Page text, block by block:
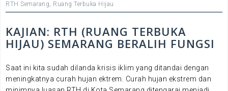
RTH Semarang, Ruang Terbuka Hijau
KAJIAN: RTH (RUANG TERBUKA
HIJAU) SEMARANG BERALIH FUNGSI
Saat ini kita sudah dilanda krisis iklim yang ditandai dengan
meningkatnya curah hujan ektrem. Curah hujan ekstrem dan